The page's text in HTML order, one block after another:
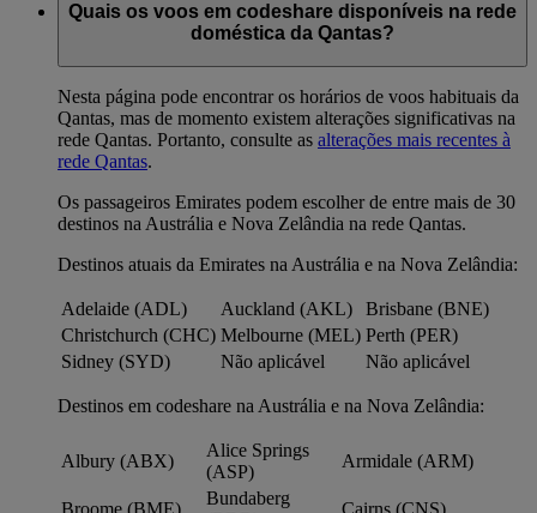
Quais os voos em codeshare disponíveis na rede
doméstica da Qantas?
Nesta página pode encontrar os horários de voos habituais da
Qantas, mas de momento existem alterações significativas na
rede Qantas. Portanto, consulte as alterações mais recentes à
rede Qantas.
Os passageiros Emirates podem escolher de entre mais de 30
destinos na Austrália e Nova Zelândia na rede Qantas.
Destinos atuais da Emirates na Austrália e na Nova Zelândia:
Adelaide (ADL) Auckland (AKL)
Brisbane (BNE)
Christchurch (CHC) Melbourne (MEL) Perth (PER)
Sidney (SYD)
Não aplicável Não aplicável
Destinos em codeshare na Austrália e na Nova Zelândia:
Albury (ABX)
Alice Springs
(ASP)
Armidale (ARM)
Broome (BME)
Bundaberg
Cairns (CNS)